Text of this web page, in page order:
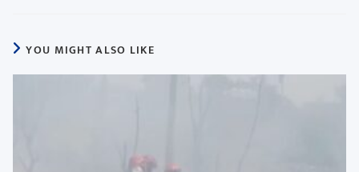
YOU MIGHT ALSO LIKE